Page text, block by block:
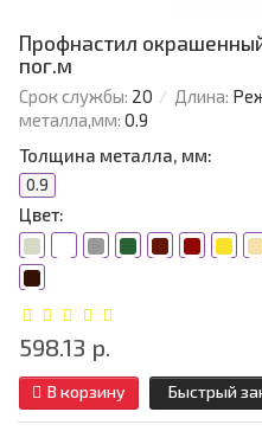
Профнастил
пог.м
Срок службы: 20 Длина:
металла,мм: 0.9
Толщина металла, мм:
0.9
Цвет:
598.13 р.
В корзину Быстрый